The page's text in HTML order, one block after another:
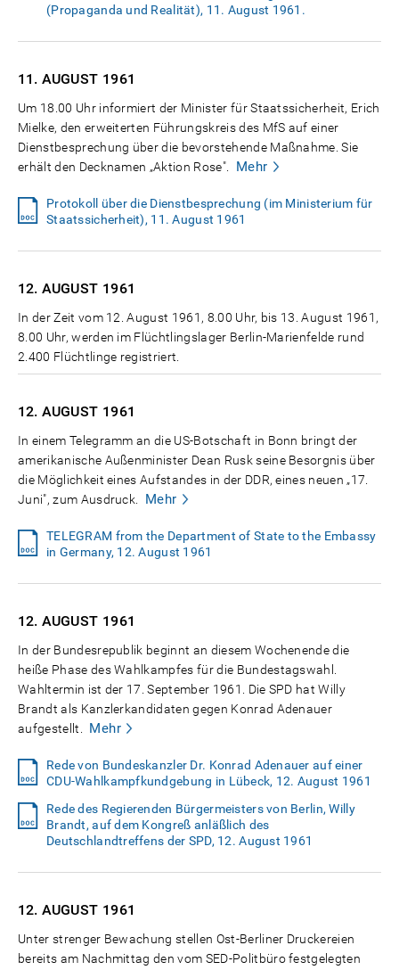
(Propaganda und Realität), 11. August 1961.
11. AUGUST 1961
Um 18.00 Uhr informiert der Minister für Staatssicherheit, Erich
Mielke, den erweiterten Führungskreis des MfS auf einer
Dienstbesprechung über die bevorstehende Maßnahme. Sie
erhält den Decknamen „Aktion Rose".
Mehr
Protokoll über die Dienstbesprechung (im Ministerium für
Staatssicherheit), 11. August 1961
12. AUGUST 1961
In der Zeit vom 12. August 1961, 8.00 Uhr, bis 13. August 1961,
8.00 Uhr, werden im Flüchtlingslager Berlin-Marienfelde rund
2.400 Flüchtlinge registriert.
12. AUGUST 1961
In einem Telegramm an die US-Botschaft in Bonn bringt der
amerikanische Außenminister Dean Rusk seine Besorgnis über
die Möglichkeit eines Aufstandes in der DDR, eines neuen „17.
Juni", zum Ausdruck.
Mehr
TELEGRAM from the Department of State to the Embassy
in Germany, 12. August 1961
12. AUGUST 1961
In der Bundesrepublik beginnt an diesem Wochenende die
heiße Phase des Wahlkampfes für die Bundestagswahl.
Wahltermin ist der 17. September 1961. Die SPD hat Willy
Brandt als Kanzlerkandidaten gegen Konrad Adenauer
aufgestellt.
Mehr
Rede von Bundeskanzler Dr. Konrad Adenauer auf einer
CDU-Wahlkampfkundgebung in Lübeck, 12. August 1961
Rede des Regierenden Bürgermeisters von Berlin, Willy
Brandt, auf dem Kongreß anläßlich des
Deutschlandtreffens der SPD, 12. August 1961
12. AUGUST 1961
Unter strenger Bewachung stellen Ost-Berliner Druckereien
bereits am Nachmittag den vom SED-Politbüro festgelegten